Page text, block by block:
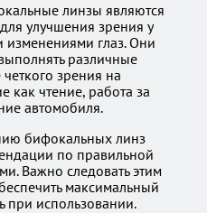
линзы являются
улучшения зрения у
изменениями глаз. Они
различные
зрения на
как чтение, работа за
автомобиля.
бифокальных линз
по правильной
Важно следовать этим
максимальный
при использовании.